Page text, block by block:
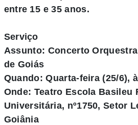
entre 15 e 35 anos.
Serviço
Assunto: Concerto
de Goiás
Quando: Quarta-feira (25/6),
Onde: Teatro Escola Basileu
Universitária, nº1750, Setor
Goiânia